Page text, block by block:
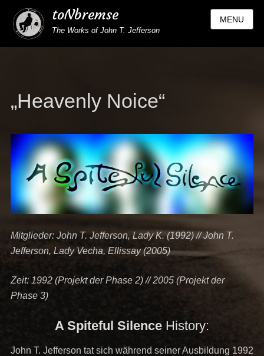
toNbremse
The Works of John T. Jefferson
MENU
„Heavenly Noice“
Mitglieder: John T. Jefferson, Lady K. (1992) // John T.
Jefferson, Lady Vecha, Ellissay (2005)
Zeit: 1992 (Projekt der Phase 2) // 2005 (Projekt der
Phase 3)
A Spiteful Silence History:
John T. Jefferson tat sich während seiner Ausbildung 1992